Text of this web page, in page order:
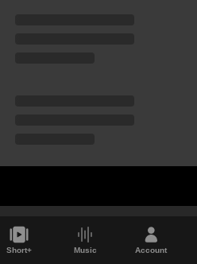
Short+ Music Account